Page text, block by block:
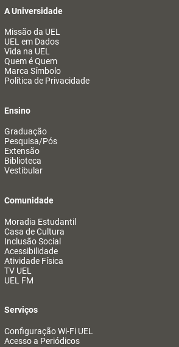
A Universidade
Missão da UEL
UEL em Dados
Vida na UEL
Quem é Quem
Marca Símbolo
Política de Privacidade
Ensino
Graduação
Pesquisa/Pós
Extensão
Biblioteca
Vestibular
Comunidade
Moradia Estudantil
Casa de Cultura
Inclusão Social
Acessibilidade
Atividade Física
TV UEL
UEL FM
Serviços
Configuração Wi-Fi UEL
Acesso a Periódicos